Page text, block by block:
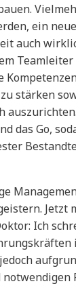
ein
auch
Teamleiter
stärken
das Go,
Jetzt
Ich